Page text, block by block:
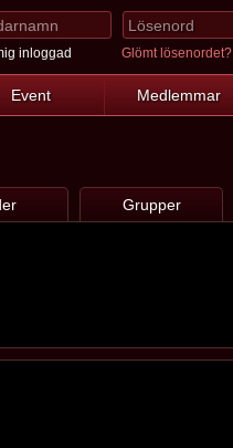
inloggad Glömt lösenordet?
Event Medlemmar
Grupper